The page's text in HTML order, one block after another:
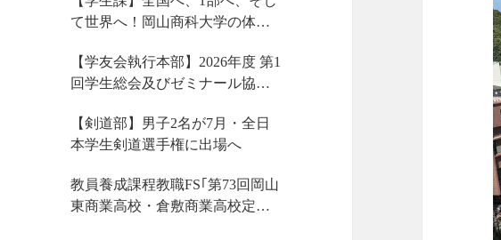
て世界へ！岡山商科大学の体育
動！
【学友会執行本部】2026年度 第1
回学生総会及びゼミナール協議
ました！
【剣道部】男子2名が7月・全日
本学生剣道選手権に出場へ
教員養成課程教職FS｢第73回岡山
東商業高校・倉敷商業高校定期